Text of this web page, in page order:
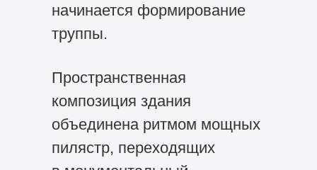
начинается формирование
труппы.
Пространственная
композиция здания
объединена ритмом мощных
пилястр, переходящих